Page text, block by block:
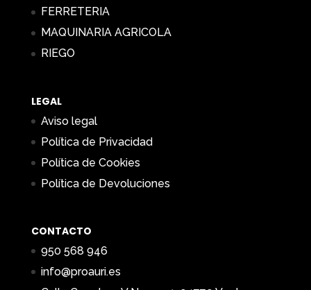
FERRETERIA
MAQUINARIA AGRICOLA
RIEGO
LEGAL
Aviso legal
Política de Privacidad
Política de Cookies
Política de Devoluciones
CONTACTO
950 568 946
info@proauri.es